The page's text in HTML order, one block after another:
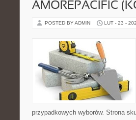
AMOREPACIFIC
POSTED BY ADMIN LUT - 23 -
przypadkowych wyborów. Strona